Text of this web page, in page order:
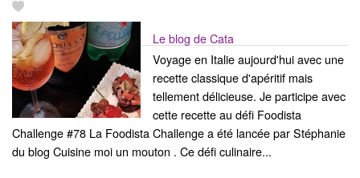
Le blog de Cata
Voyage en Italie aujourd'hui avec une
recette classique d'apéritif mais
tellement délicieuse. Je participe avec
cette recette au défi Foodista
Challenge #78 La Foodista Challenge a été lancée par Stéphanie
du blog Cuisine moi un mouton . Ce défi culinaire...